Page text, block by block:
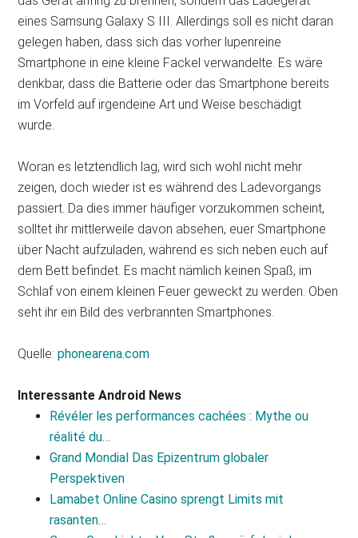
eines Samsung Galaxy S III. Allerdings soll es nicht daran
gelegen haben, dass sich das vorher lupenreine
Smartphone in eine kleine Fackel verwandelte. Es wäre
denkbar, dass die Batterie oder das Smartphone bereits
im Vorfeld auf irgendeine Art und Weise beschädigt
wurde.
Woran es letztendlich lag, wird sich wohl nicht mehr
zeigen, doch wieder ist es während des Ladevorgangs
passiert. Da dies immer häufiger vorzukommen scheint,
solltet ihr mittlerweile davon absehen, euer Smartphone
über Nacht aufzuladen, während es sich neben euch auf
dem Bett befindet. Es macht nämlich keinen Spaß, im
Schlaf von einem kleinen Feuer geweckt zu werden. Oben
seht ihr ein Bild des verbrannten Smartphones.
Quelle:phonearena.com
Interessante Android News
Révéler les performances cachées : Mythe ou
réalité du…
Grand Mondial Das Epizentrum globaler
Perspektiven
Lamabet Online Casino sprengt Limits mit
rasanten…